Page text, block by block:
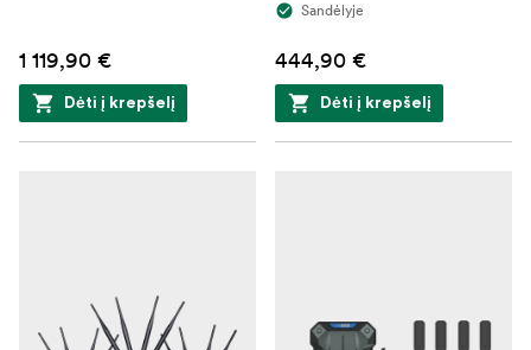
1 119,90 €
Dėti į krepšelį
Sandėlyje
444,90 €
Dėti į krepšelį